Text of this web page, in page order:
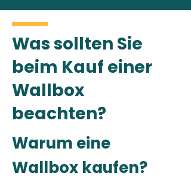
Was sollten Sie
beim Kauf einer
Wallbox
beachten?
Warum eine
Wallbox kaufen?